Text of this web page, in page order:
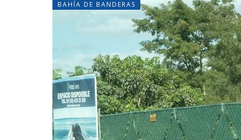
BAHÍA DE BANDERAS